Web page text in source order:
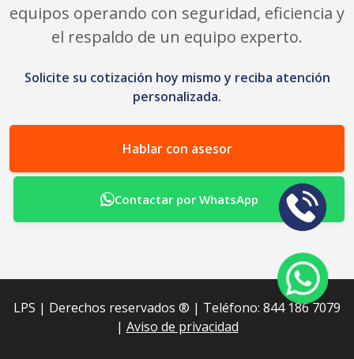
equipos operando con seguridad, eficiencia y
el respaldo de un equipo experto.
Solicite su cotización hoy mismo y reciba atención
personalizada.
Hablar con asesor
Contactar por WhatsApp
LPS | Derechos reservados ®︎ | Teléfono: 844 186 7079
| Aviso de privacidad